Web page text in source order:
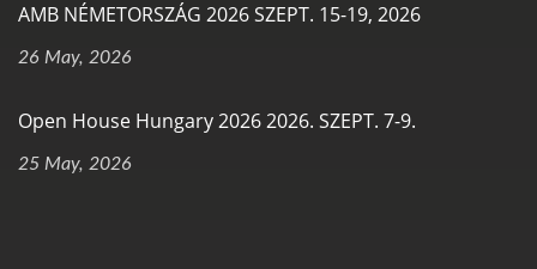
AMB NÉMETORSZÁG 2026 SZEPT. 15-19, 2026
26 May, 2026
Open House Hungary 2026 2026. SZEPT. 7-9.
25 May, 2026